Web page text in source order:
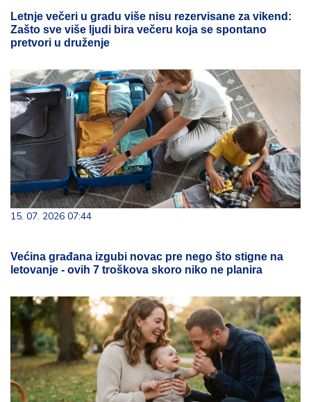
Letnje večeri u gradu više nisu rezervisane za vikend:
Zašto sve više ljudi bira večeru koja se spontano
pretvori u druženje
15. 07. 2026 07:44
Većina građana izgubi novac pre nego što stigne na
letovanje - ovih 7 troškova skoro niko ne planira